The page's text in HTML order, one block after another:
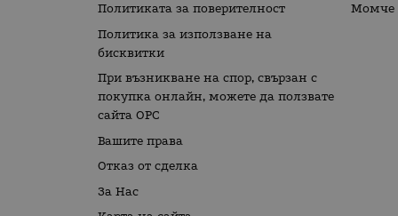
Политиката за поверителност
Политика за използване на
бисквитки
При възникване на спор, свързан с
покупка онлайн, можете да ползвате
сайта ОРС
Вашите права
Отказ от сделка
За Нас
Момче